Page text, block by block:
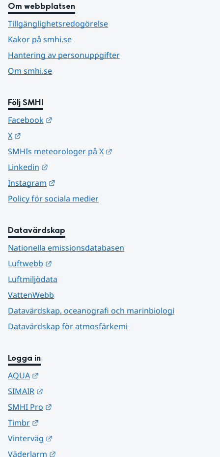
Om webbplatsen
Tillgänglighetsredogörelse
Kakor på smhi.se
Hantering av personuppgifter
Om smhi.se
Följ SMHI
Facebook
X
SMHIs meteorologer på X
Linkedin
Instagram
Policy för sociala medier
Datavärdskap
Nationella emissionsdatabasen
Luftwebb
Luftmiljödata
VattenWebb
Datavärdskap, oceanografi och marinbiologi
Datavärdskap för atmosfärkemi
Logga in
AQUA
SIMAIR
SMHI Pro
Timbr
Vinterväg
Väderlarm